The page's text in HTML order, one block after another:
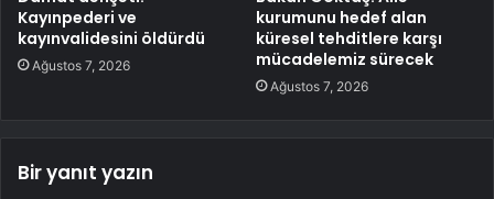
Kayınpederi ve
kayınvalidesini öldürdü
Ağustos 7, 2026
kurumunu hedef alan
küresel tehditlere karşı
mücadelemiz sürecek
Ağustos 7, 2026
Bir yanıt yazın